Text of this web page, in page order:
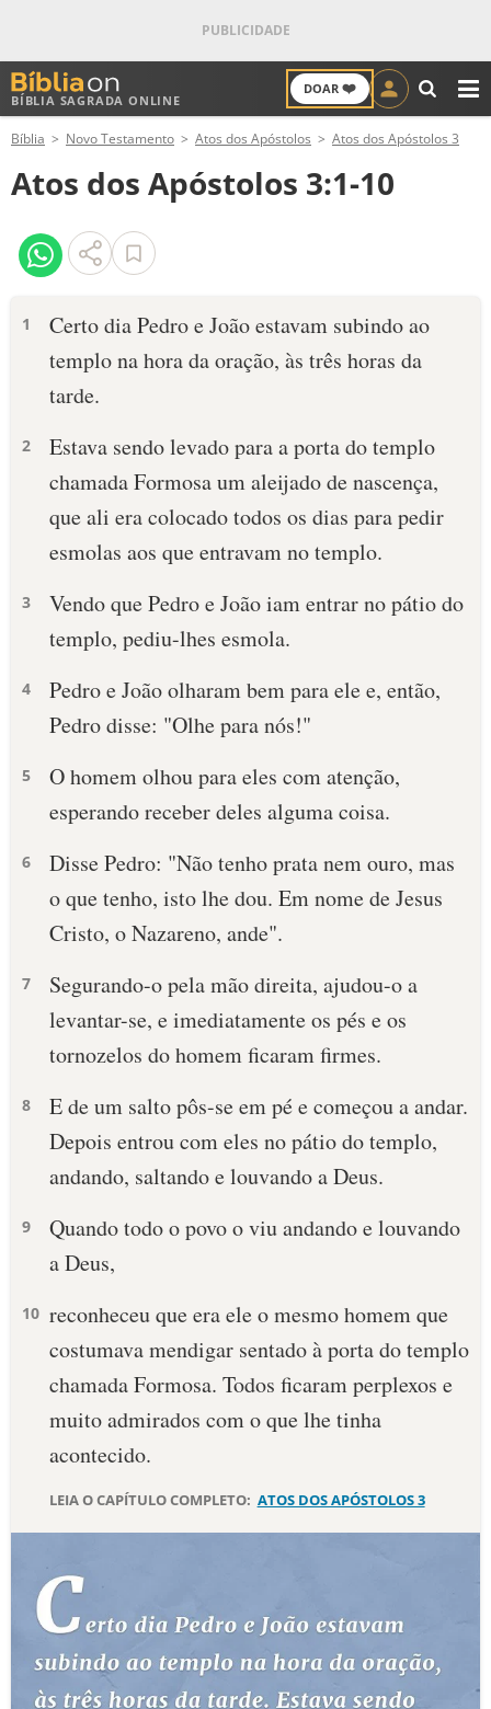
BÍBLIA SAGRADA ONLINE
DOAR ❤️
ANTIGO TESTAMENTO
NOVO TESTAMENTO
VERSÍCULOS
PALAVRA DO DIA
DEVOCIONAL DIÁRIO
10 MANDAMENTOS
ESBOÇOS DE PREGAÇÃO
TEMAS
TERMO BÍBLICO JOGOS
QUEM SOMOS
LOJA BÍBLIAON
Bíblia Novo Testamento Atos dos Apóstolos Atos dos Apóstolos 3
Atos dos Apóstolos 3:1-10
1
Certo dia Pedro e João estavam subindo ao
templo na hora da oração, às três horas da
tarde.
2
Estava sendo levado para a porta do templo
chamada Formosa um aleijado de nascença,
que ali era colocado todos os dias para pedir
esmolas aos que entravam no templo.
3
Vendo que Pedro e João iam entrar no pátio do
templo, pediu-lhes esmola.
4
Pedro e João olharam bem para ele e, então,
Pedro disse: "Olhe para nós!"
5
O homem olhou para eles com atenção,
esperando receber deles alguma coisa.
6
Disse Pedro: "Não tenho prata nem ouro, mas
o que tenho, isto lhe dou. Em nome de Jesus
Cristo, o Nazareno, ande".
7
Segurando-o pela mão direita, ajudou-o a
levantar-se, e imediatamente os pés e os
tornozelos do homem ficaram firmes.
8
E de um salto pôs-se em pé e começou a andar.
Depois entrou com eles no pátio do templo,
andando, saltando e louvando a Deus.
9
Quando todo o povo o viu andando e louvando
a Deus,
10 reconheceu que era ele o mesmo homem que
costumava mendigar sentado à porta do templo
chamada Formosa. Todos ficaram perplexos e
muito admirados com o que lhe tinha
acontecido.
LEIA O CAPÍTULO COMPLETO: ATOS DOS APÓSTOLOS 3